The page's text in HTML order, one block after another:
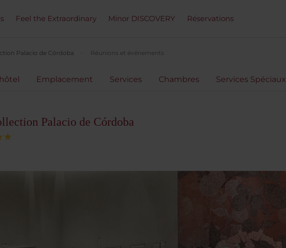
Feel the Extraordinary Minor DISCOVERY Réservations
Palacio de Córdoba Réunions et événements
Emplacement Services Chambres Services Spéciaux
Palacio de Córdoba